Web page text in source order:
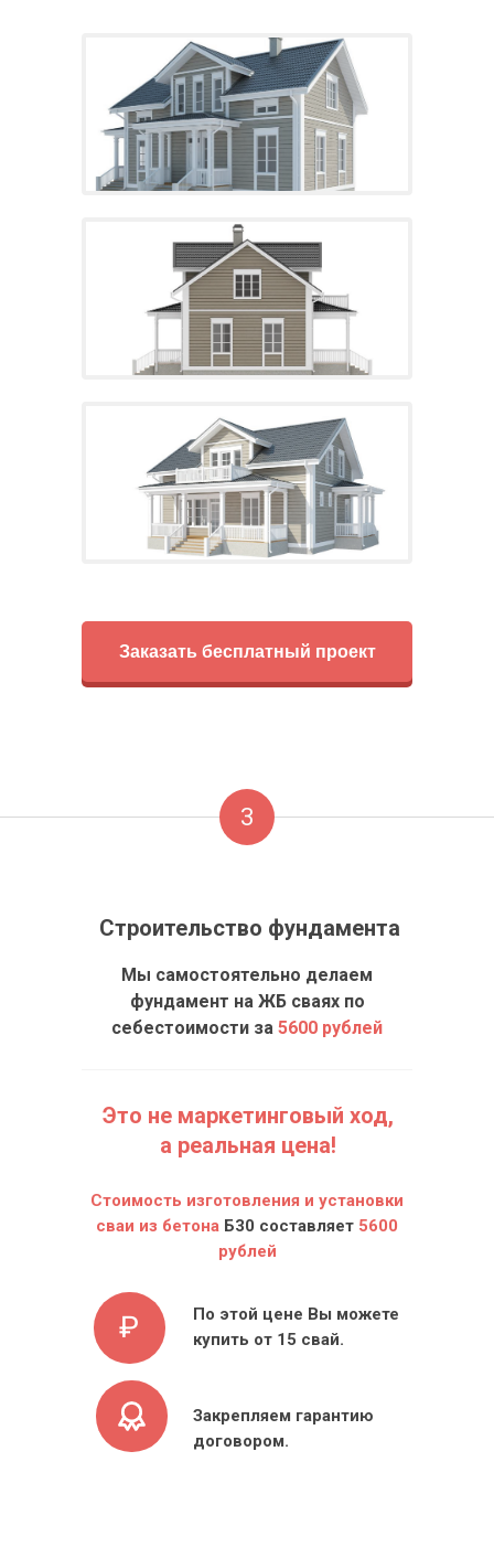
Заказать бесплатный проект
3
Строительство фундамента
Мы самостоятельно делаем
фундамент на ЖБ сваях по
себестоимости за 5600 рублей
Это не маркетинговый ход,
а реальная цена!
Стоимость изготовления и установки
сваи из бетона Б30 составляет 5600
рублей
По этой цене Вы можете
купить от 15 свай.
₽
Закрепляем гарантию
договором.